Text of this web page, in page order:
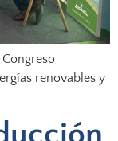
renovables y